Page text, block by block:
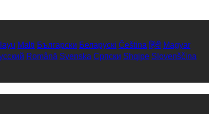
Malti Български Беларускі Čeština हिंदी Magyar
Română Svenska Српски Shqipe Slovenščina